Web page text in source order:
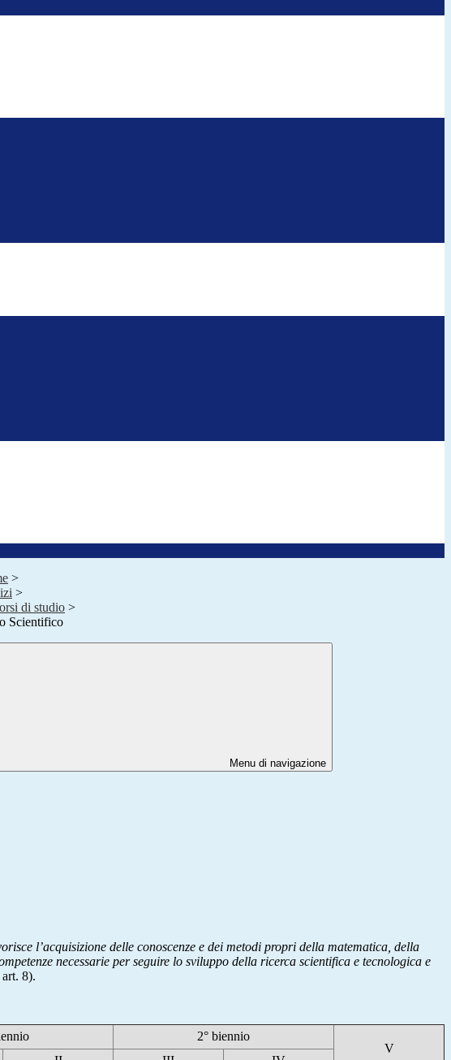
>
>
di studio >
Scientifico
Menu di navigazione
l’acquisizione delle conoscenze e dei metodi propri della matematica, della
necessarie per seguire lo sviluppo della ricerca scientifica e tecnologica e
8).
2° biennio
V